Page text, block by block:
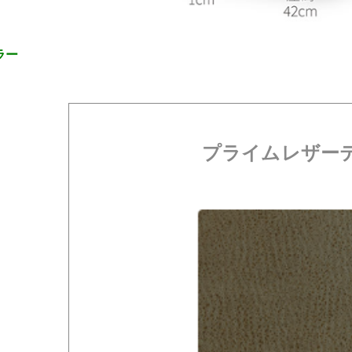
ー
プライムレザー